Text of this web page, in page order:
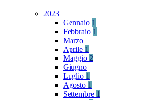
2023
Gennaio 1
Febbraio 1
Marzo
Aprile 1
Maggio 2
Giugno
Luglio 1
Agosto 1
Settembre 1